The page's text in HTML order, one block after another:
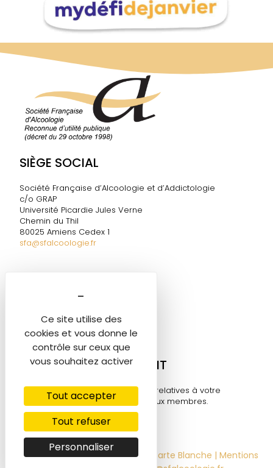
Ce site utilise des
cookies et vous donne le
contrôle sur ceux que
vous souhaitez activer
Tout accepter
Tout refuser
Personnaliser
SIÈGE SOCIAL
Société Française d’Alcoologie et d’Addictologie
c/o GRAP
Université Picardie Jules Verne
Chemin du Thil
80025 Amiens Cedex 1
sfa@sfalcoologie.fr
Tél. 06 60 58 06 05
sfa@sfalcoologie.fr
MON COMPTE ADHÉRENT
Retrouvez toutes les informations relatives à votre
compte sur cet espace réservé aux membres.
Se connecter ⟶
© 2022-2026 - SF2A | Design by Carte Blanche | Mentions